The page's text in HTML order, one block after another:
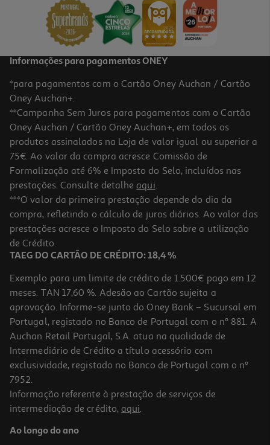
Informações para pagamentos ONEY
*para pagamentos com o Cartão Oney Auchan / Cartão
Oney Auchan+.
**Campanha Sem Juros para pagamentos com o Cartão
Oney Auchan / Cartão Oney Auchan+, em todos os
produtos assinalados na Loja de valor igual ou superior a
75€. Ao valor da compra acresce Comissão de
Formalização até 6% e Imposto do Selo, incluídos nas
prestações. Consulte detalhe aqui.
***O valor da primeira prestação depende do dia da
compra, refletindo o cálculo de juros diários. Ao valor das
prestações acresce o Imposto do Selo sobre a utilização
de Crédito.
TAEG DO CARTÃO DE CRÉDITO: 18,4 %
Exemplo para um limite de crédito de 1.500€ pago em 12
meses. TAN 17,60 %. Adesão ao Cartão sujeita a
aprovação. Informe-se junto do Oney Bank – Sucursal em
Portugal, registado no Banco de Portugal com o nº 881. A
Auchan Retail Portugal, S.A. atua na qualidade de
Intermediário de Crédito a título acessório com
exclusividade, registado no Banco de Portugal com o nº
7952.
Informação referente à prestação de serviços de
intermediação de crédito, aqui.
Ao longo do ano